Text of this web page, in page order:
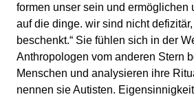
formen unser sein und ermöglichen
auf die dinge. wir sind nicht
beschenkt.“ Sie fühlen sich in der
Anthropologen vom anderen Stern
Menschen und analysieren ihre
nennen sie Autisten.